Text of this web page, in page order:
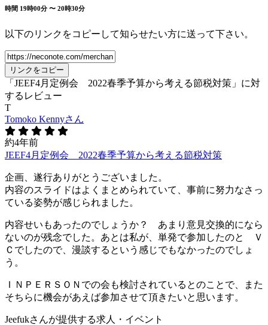
時間 19時00分 〜 20時30分
以下のリンクをコピーして知らせたい方に送って下さい。
リンクをコピー
「JEEF4月定例会 2022春季予算から考える節税対策」に対
するレビュー
T
Tomoko Kennyさん
約4年前
JEEF4月定例会 2022春季予算から考える節税対策
企画、遂行ありがとうございました。
内容のスライドはよくまとめられていて、事前に努力なさっ
ている姿勢が感じられました。
内容せいもあったのでしょうか？ あまり意見交換的になら
ないのが残念でした。あとは私が、単発で参加したのと Ｖ
Ｃでしたので、漫談するという感じでもなかったのでしょ
う。
ＩＮＰＥＲＳＯＮでの会も検討されているとのことで、また
そちらに機会があえば参加させて頂きたいと思います。
Jeefukさんが提供する求人・イベント